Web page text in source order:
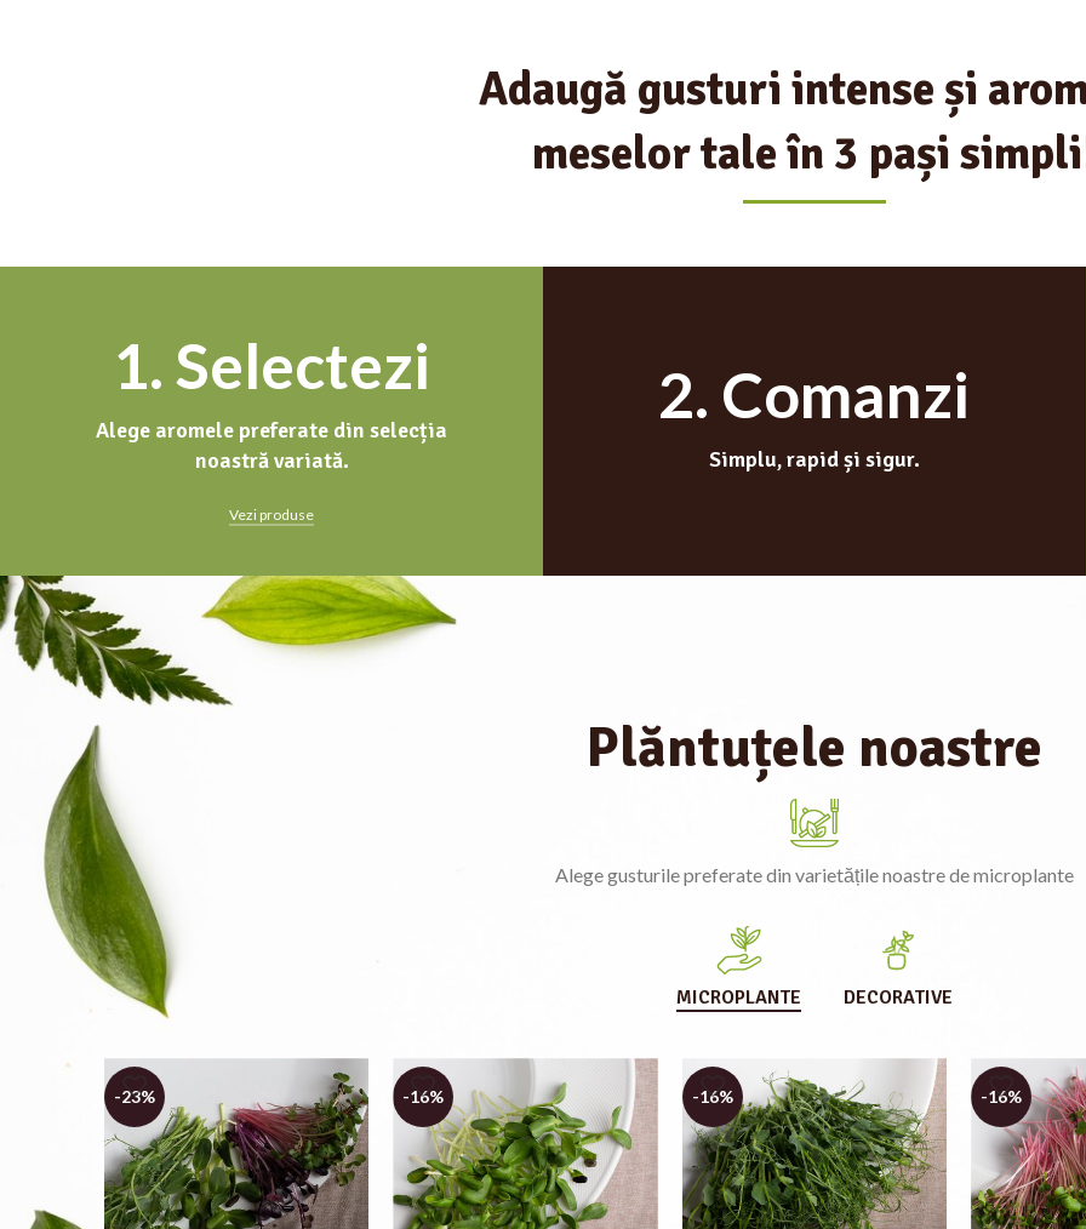
Adaugă gusturi intense și
meselor tale în 3 pași
1. Selectezi
Alege aromele preferate din selecția
noastră variată.
Vezi produse
2. Comanzi
Simplu, rapid și sigur.
Plăntuțele noastre
Alege gusturile preferate din varietățile noastre de microplante
MICROPLANTE DECORATIVE
-23% -16% -16% -16%